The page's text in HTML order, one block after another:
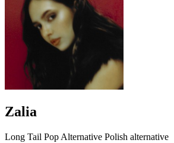
Zalia
Long Tail Pop Alternative Polish alternative